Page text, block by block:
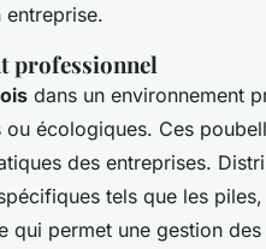
professionnel
dans un environnement
écologiques. Ces
des entreprises.
tels que les
qui permet une gestion